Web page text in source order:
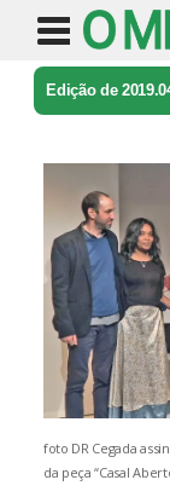
Edição de
foto DR Cegada
da peça “Casal